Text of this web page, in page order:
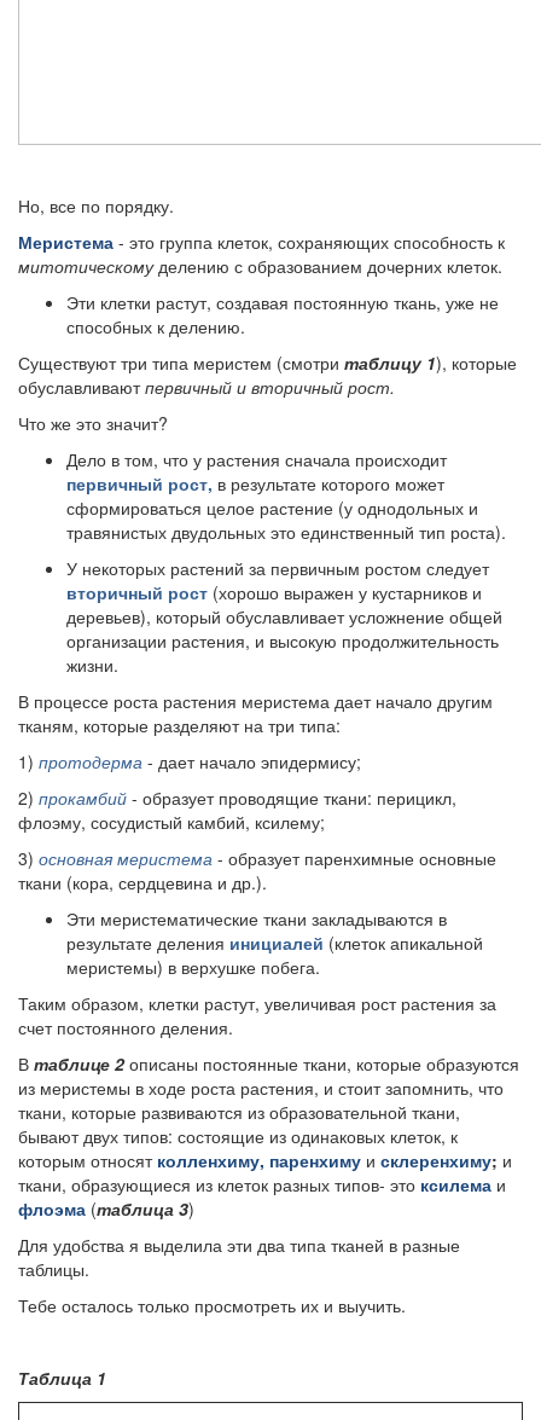
Но, все по порядку.
Меристема - это группа клеток, сохраняющих способность к
митотическомуделению с образованием дочерних клеток.
Эти клетки растут, создавая постоянную ткань, уже не
способных к делению.
Существуют три типа меристем (смотри таблицу 1), которые
обуславливаютпервичный и вторичный рост.
Что же это значит?
Дело в том, что у растения сначала происходит
первичный рост, в результате которого может
сформироваться целое растение (у однодольных и
травянистых двудольных это единственный тип роста).
У некоторых растений за первичным ростом следует
вторичный рост (хорошо выражен у кустарников и
деревьев), который обуславливает усложнение общей
организации растения, и высокую продолжительность
жизни.
В процессе роста растения меристема дает начало другим
тканям, которые разделяют на три типа:
1) протодерма - дает начало эпидермису;
2) прокамбий - образует проводящие ткани: перицикл,
флоэму, сосудистый камбий, ксилему;
3) основная меристема - образует паренхимные основные
ткани (кора, сердцевина и др.).
Эти меристематические ткани закладываются в
результате деления инициалей (клеток апикальной
меристемы) в верхушке побега.
Таким образом, клетки растут, увеличивая рост растения за
счет постоянного деления.
В таблице 2описаны постоянные ткани, которые образуются
из меристемы в ходе роста растения, и стоит запомнить, что
ткани, которые развиваются из образовательной ткани,
бывают двух типов: состоящие из одинаковых клеток, к
которым относят колленхиму, паренхиму и склеренхиму; и
ткани, образующиеся из клеток разных типов- это ксилема и
флоэма (таблица 3)
Для удобства я выделила эти два типа тканей в разные
таблицы.
Тебе осталось только просмотреть их и выучить.
Таблица 1